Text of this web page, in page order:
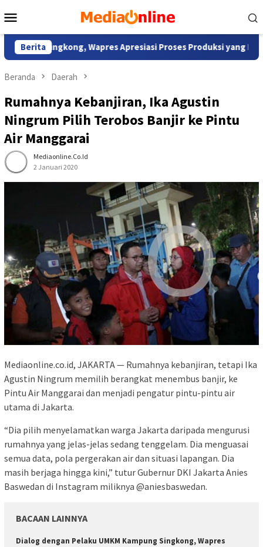
ke
Mobile
Berita
Singkong, Wapres Apresiasi Proses Produksi yang Inovatif
Beranda Daerah
Rumahnya Kebanjiran, Ika Agustin
Ningrum Pilih Terobos Banjir ke Pintu
Air Manggarai
Mediaonline.co.id
2 Januari 2020
Mediaonline.co.id, JAKARTA — Rumahnya kebanjiran, tetapi Ika
Agustin Ningrum memilih berangkat menembus banjir, ke
Pintu Air Manggarai dan menjadi pengatur pintu-pintu air
utama di Jakarta.
“Dia pilih menyelamatkan warga Jakarta daripada mengurusi
rumahnya yang jelas-jelas sedang tenggelam. Dia menguasai
semua data, pola pergerakan air dan situasi lapangan. Dia
masih berjaga hingga kini,” tutur Gubernur DKI Jakarta Anies
Baswedan di Instagram miliknya @aniesbaswedan.
BACAAN LAINNYA
Dialog dengan Pelaku UMKM Kampung Singkong, Wapres